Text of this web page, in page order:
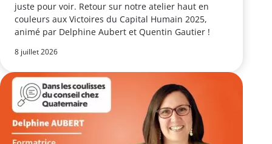
juste pour voir. Retour sur notre atelier haut en
couleurs aux Victoires du Capital Humain 2025,
animé par Delphine Aubert et Quentin Gautier !
8 juillet 2026